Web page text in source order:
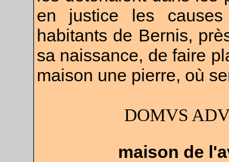
en justice les
habitants de Bernis,
sa naissance, de faire
maison une pierre, où
DOMVS
maison de